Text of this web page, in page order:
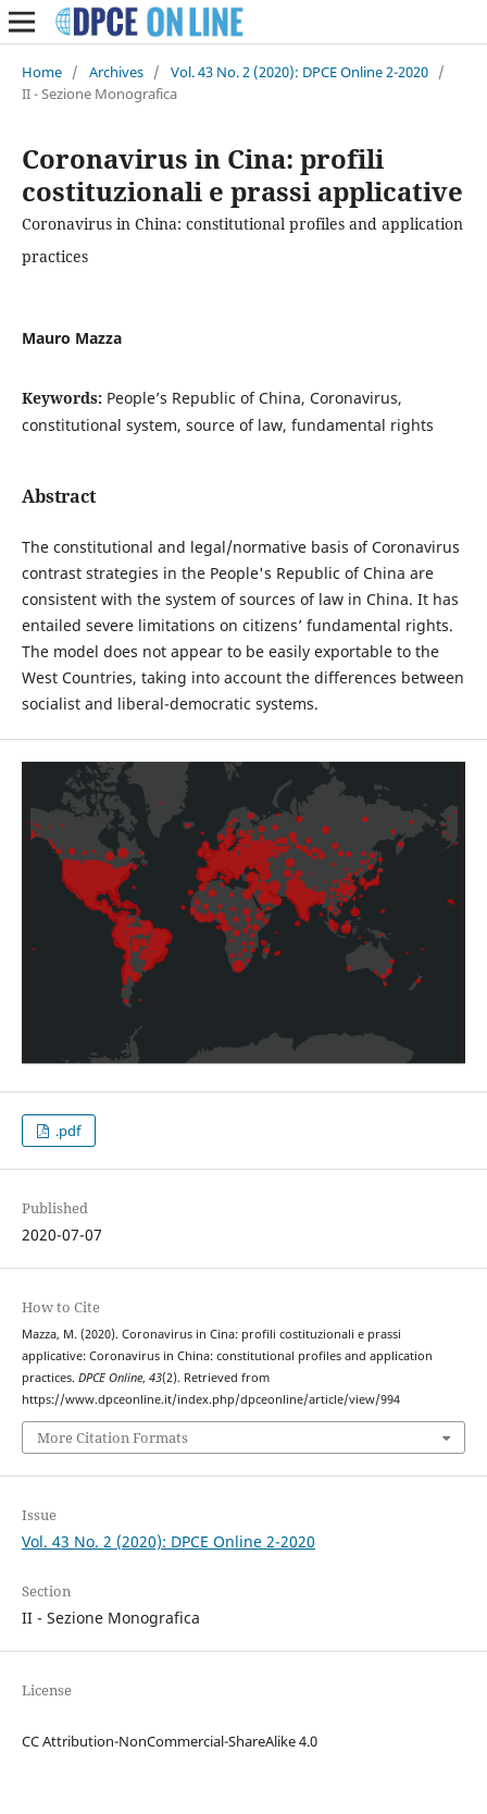
Home / Archives / Vol. 43 No. 2 (2020): DPCE Online 2-2020 /
II - Sezione Monografica
Coronavirus in Cina: profili
costituzionali e prassi applicative
Coronavirus in China: constitutional profiles and application
practices
Mauro Mazza
Keywords: People’s Republic of China, Coronavirus,
constitutional system, source of law, fundamental rights
Abstract
The constitutional and legal/normative basis of Coronavirus
contrast strategies in the People's Republic of China are
consistent with the system of sources of law in China. It has
entailed severe limitations on citizens’ fundamental rights.
The model does not appear to be easily exportable to the
West Countries, taking into account the differences between
socialist and liberal-democratic systems.
.pdf
Published
2020-07-07
How to Cite
Mazza, M. (2020). Coronavirus in Cina: profili costituzionali e prassi
applicative: Coronavirus in China: constitutional profiles and application
practices. DPCE Online, 43(2). Retrieved from
https://www.dpceonline.it/index.php/dpceonline/article/view/994
More Citation Formats
Issue
Vol. 43 No. 2 (2020): DPCE Online 2-2020
Section
II - Sezione Monografica
License
CC Attribution-NonCommercial-ShareAlike 4.0